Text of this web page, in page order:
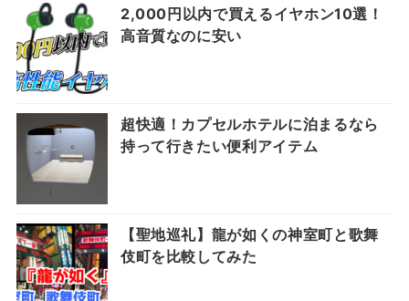
2,000円以内で買えるイヤホン10選！
高音質なのに安い
超快適！カプセルホテルに泊まるなら
持って行きたい便利アイテム
【聖地巡礼】龍が如くの神室町と歌舞
伎町を比較してみた